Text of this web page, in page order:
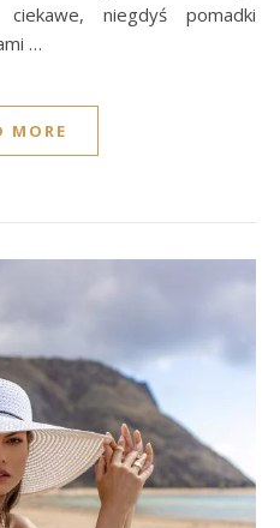
niegdyś pomadki
…
MORE